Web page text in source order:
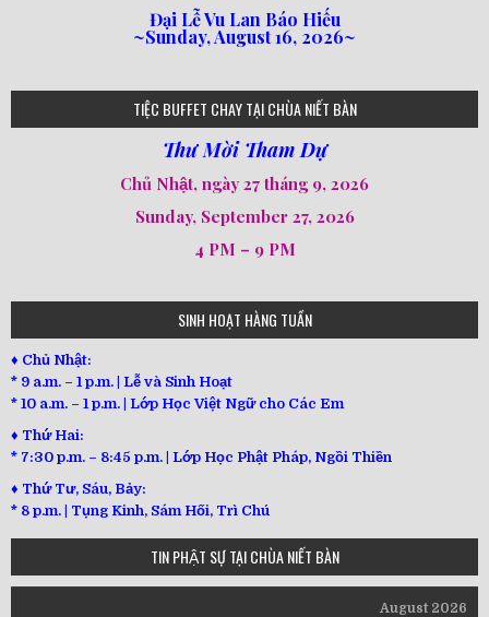
80
78
77
82
92
93
94
95
98
641
182
101
loipha2
loipha4
loipha1
loipha5
loipha7
loipha8
loipha10
loipha9
loi-phat-day
loipha15
loipha13
Đại Lễ Vu Lan Báo Hiếu
~Sunday, August 16, 2026~
TIỆC BUFFET CHAY TẠI CHÙA NIẾT BÀN
Thư Mời Tham Dự
Chủ Nhật, ngày 27 tháng 9, 2026
Sunday, September 27, 2026
4 PM – 9 PM
SINH HOẠT HÀNG TUẦN
♦ Chủ Nhật:
* 9 a.m. – 1 p.m. | Lễ và Sinh Hoạt
* 10 a.m. – 1 p.m. | Lớp Học Việt Ngữ cho Các Em
♦ Thứ Hai:
* 7:30 p.m. – 8:45 p.m. | Lớp Học Phật Pháp, Ngồi Thiền
♦ Thứ Tư, Sáu, Bảy:
* 8 p.m. | Tụng Kinh, Sám Hối, Trì Chú
TIN PHẬT SỰ TẠI CHÙA NIẾT BÀN
August 2026